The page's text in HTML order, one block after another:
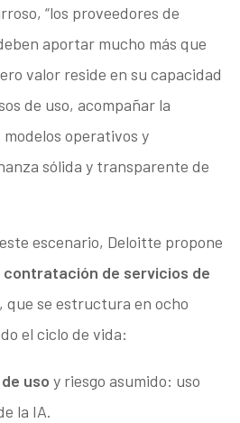
“los proveedores de
aportar mucho más que
valor reside en su capacidad
de uso, acompañar la
operativos y
sólida y transparente de
escenario, Deloitte propone
contratación de servicios de
, que se estructura en ocho
el ciclo de vida:
uso y riesgo asumido: uso
la IA.